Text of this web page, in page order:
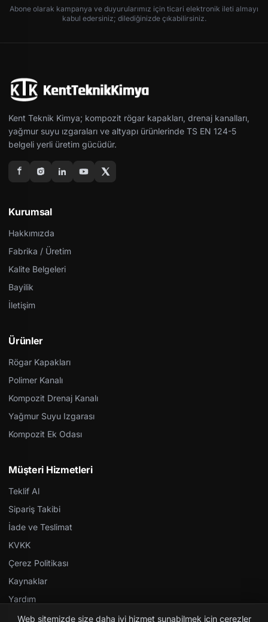
Abone olarak kampanya ve duyurularımız için ticari elektronik ileti almayı
kabul edersiniz; dilediğinizde çıkabilirsiniz.
Kent Teknik Kimya; kompozit rögar kapakları, drenaj kanalları,
yağmur suyu ızgaraları ve altyapı ürünlerinde TS EN 124-5
belgeli yerli üretim gücüdür.
Kurumsal
Hakkımızda
Fabrika / Üretim
Kalite Belgeleri
Bayilik
İletişim
Ürünler
Rögar Kapakları
Polimer Kanalı
Kompozit Drenaj Kanalı
Yağmur Suyu Izgarası
Kompozit Ek Odası
Müşteri Hizmetleri
Teklif Al
Sipariş Takibi
İade ve Teslimat
KVKK
Çerez Politikası
Kaynaklar
Yardım
Web sitemizde size daha iyi hizmet sunabilmek için çerezler